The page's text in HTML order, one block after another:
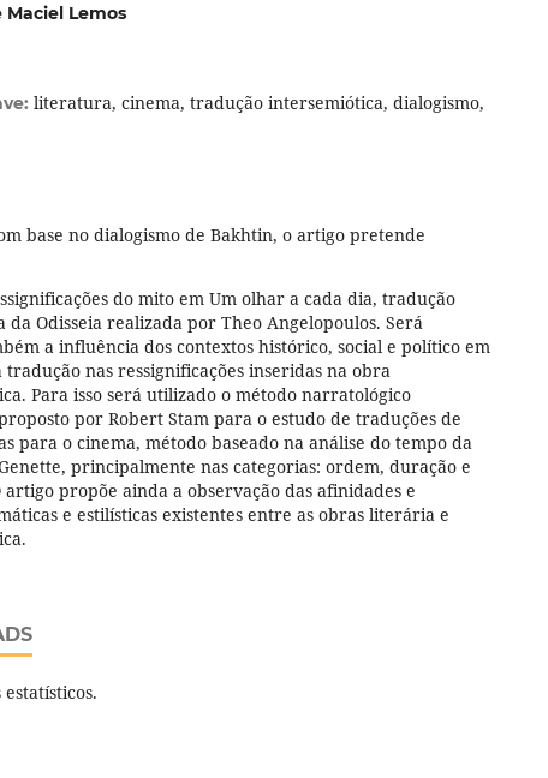
Maciel Lemos
literatura, cinema, tradução intersemiótica, dialogismo,
base no dialogismo de Bakhtin, o artigo pretende
do mito em Um olhar a cada dia, tradução
da Odisseia realizada por Theo Angelopoulos. Será
a influência dos contextos histórico, social e político em
nas ressignificações inseridas na obra
Para isso será utilizado o método narratológico
por Robert Stam para o estudo de traduções de
para o cinema, método baseado na análise do tempo da
principalmente nas categorias: ordem, duração e
propõe ainda a observação das afinidades e
e estilísticas existentes entre as obras literária e